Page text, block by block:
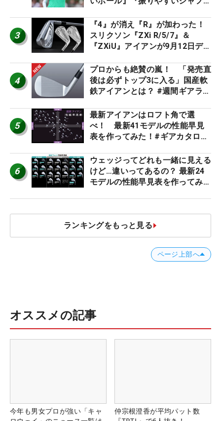
ー』 #女子プロセッティング
3
『4』が消え『R』が加わった！
スリクソン『ZXi R/5/7』＆
『ZXiU』アイアンが9月12日デ
4
プロからも絶賛の嵐！ 「発売直
後は必ずトップ3に入る」国産軟
鉄アイアンとは？ #週間ギアラン
5
最新アイアンはロフト角で選
べ！ 最新41モデルの性能早見
表を作ってみた！#ギアカタログ
6
ウェッジってどれも一緒に見える
けど…違いってあるの？ 最新24
モデルの性能早見表を作ってみ
ランキングをもっと見る
ページ上部へ
オススメの記事
今年も男女プロが強い「キャ
仲宗根澄香が平均パット数